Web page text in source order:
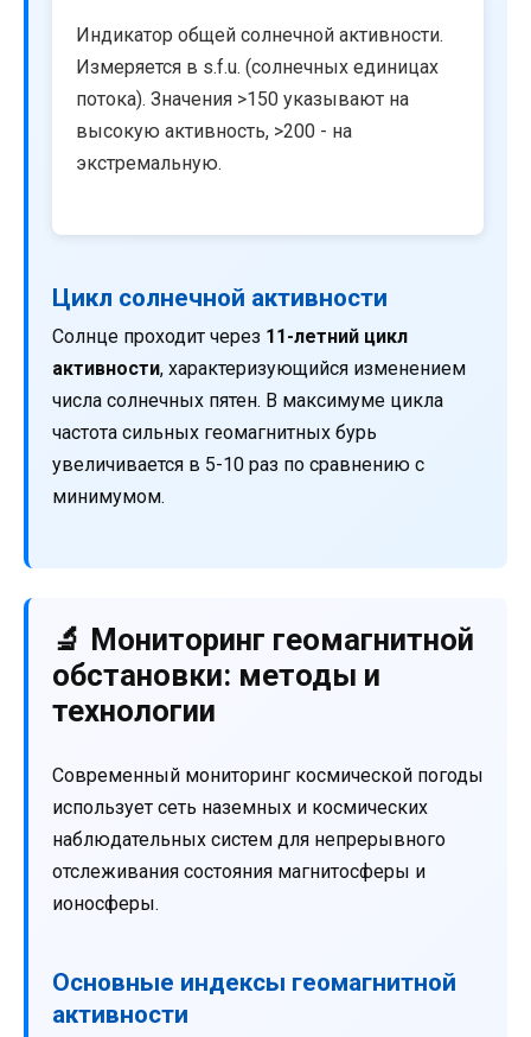
Индикатор общей солнечной активности.
Измеряется в s.f.u. (солнечных единицах
потока). Значения >150 указывают на
высокую активность, >200 - на
экстремальную.
Цикл солнечной активности
Солнце проходит через 11-летний цикл
активности, характеризующийся изменением
числа солнечных пятен. В максимуме цикла
частота сильных геомагнитных бурь
увеличивается в 5-10 раз по сравнению с
минимумом.
🔬 Мониторинг геомагнитной
обстановки: методы и
технологии
Современный мониторинг космической погоды
использует сеть наземных и космических
наблюдательных систем для непрерывного
отслеживания состояния магнитосферы и
ионосферы.
Основные индексы геомагнитной
активности